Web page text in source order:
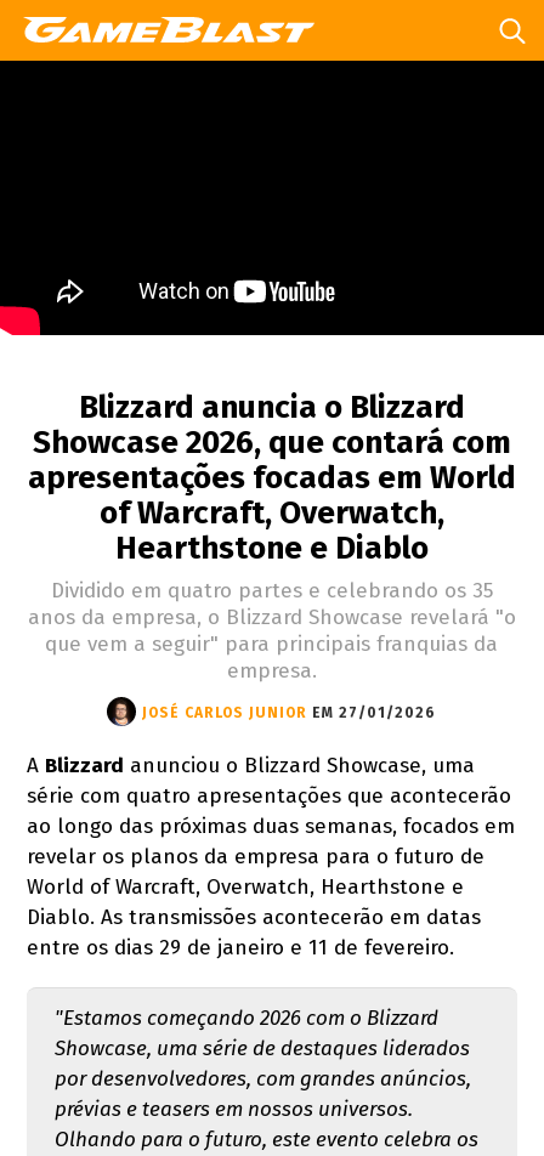
Blizzard anuncia o Blizzard
Showcase 2026, que contará com
apresentações focadas em World
of Warcraft, Overwatch,
Hearthstone e Diablo
Dividido em quatro partes e celebrando os 35
anos da empresa, o Blizzard Showcase revelará "o
que vem a seguir" para principais franquias da
empresa.
JOSÉ CARLOS JUNIOR EM 27/01/2026
A Blizzard anunciou o Blizzard Showcase, uma
série com quatro apresentações que acontecerão
ao longo das próximas duas semanas, focados em
revelar os planos da empresa para o futuro de
World of Warcraft, Overwatch, Hearthstone e
Diablo. As transmissões acontecerão em datas
entre os dias 29 de janeiro e 11 de fevereiro.
"Estamos começando 2026 com o Blizzard
Showcase, uma série de destaques liderados
por desenvolvedores, com grandes anúncios,
prévias e teasers em nossos universos.
Olhando para o futuro, este evento celebra os